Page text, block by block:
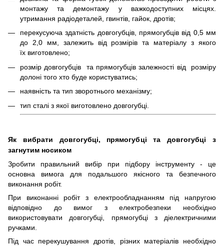
монтажу та демонтажу у важкодоступних місцях.
утримання радіодеталей, гвинтів, гайок, дротів;
перекусуюча здатність довгогубців, прямогубців від 0,5 мм
до 2,0 мм, залежить від розмірів та матеріалу з якого
їх виготовлено;
розмір довгогубців та прямогубців залежності від розміру
долоні того хто буде користуватись;
наявність та тип зворотнього механізму;
тип сталі з якої виготовлено довгогубці.
Як вибрати довгогубці, прямогубці та довгогубці з
загнутим носиком
Зробити правильний вибір при підбору інструменту - це
основна вимога для подальшого якісного та безпечного
виконання робіт.
При виконанні робіт з електрообладнанням під напругою
відповідно до вимог з електробезпеки необхідно
використовувати довгогубці, прямогубці з діелектричними
ручками.
Під час перекушування дротів, різних матеріалів необхідно